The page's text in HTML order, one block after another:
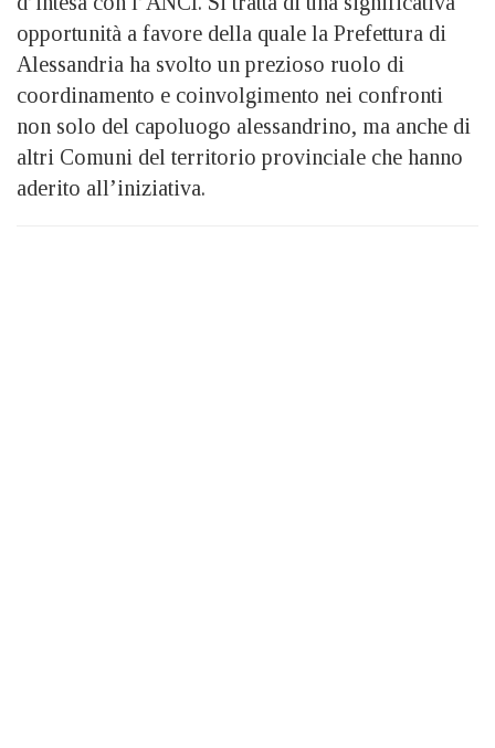
opportunità a favore della quale la Prefettura di
Alessandria ha svolto un prezioso ruolo di
coordinamento e coinvolgimento nei confronti
non solo del capoluogo alessandrino, ma anche di
altri Comuni del territorio provinciale che hanno
aderito all’iniziativa.